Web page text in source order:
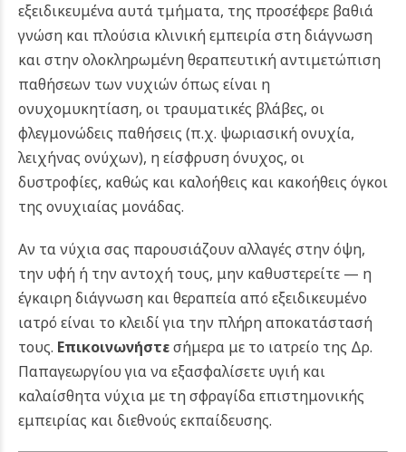
εξειδικευμένα αυτά τμήματα, της προσέφερε βαθιά
γνώση και πλούσια κλινική εμπειρία στη διάγνωση
και στην ολοκληρωμένη θεραπευτική αντιμετώπιση
παθήσεων των νυχιών όπως είναι η
ονυχομυκητίαση, οι τραυματικές βλάβες, οι
φλεγμονώδεις παθήσεις (π.χ. ψωριασική ονυχία,
λειχήνας ονύχων), η είσφρυση όνυχος, οι
δυστροφίες, καθώς και καλοήθεις και κακοήθεις όγκοι
της ονυχιαίας μονάδας.
Αν τα νύχια σας παρουσιάζουν αλλαγές στην όψη,
την υφή ή την αντοχή τους, μην καθυστερείτε — η
έγκαιρη διάγνωση και θεραπεία από εξειδικευμένο
ιατρό είναι το κλειδί για την πλήρη αποκατάστασή
τους. Επικοινωνήστεσήμερα με το ιατρείο της Δρ.
Παπαγεωργίου για να εξασφαλίσετε υγιή και
καλαίσθητα νύχια με τη σφραγίδα επιστημονικής
εμπειρίας και διεθνούς εκπαίδευσης.